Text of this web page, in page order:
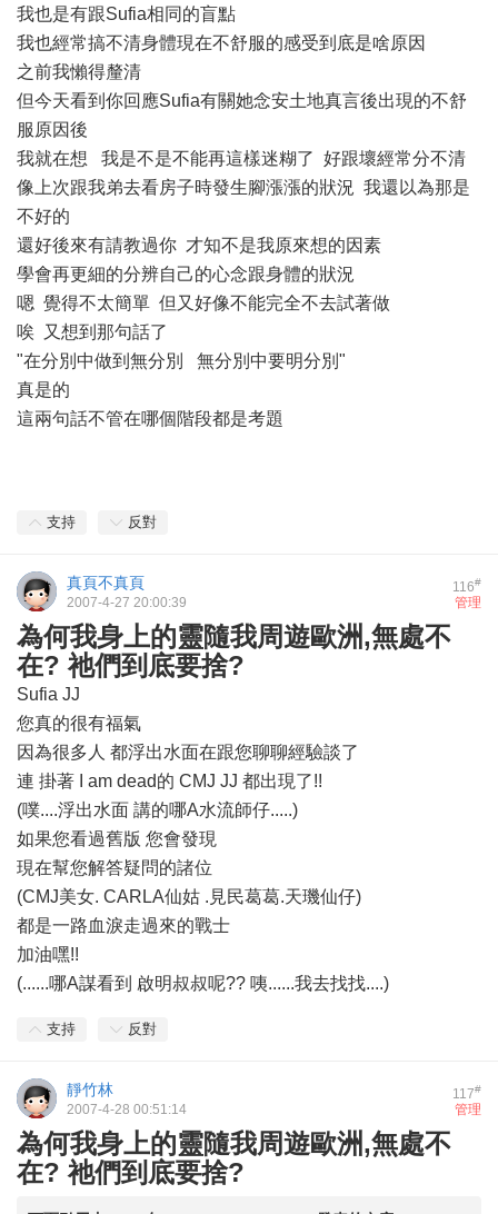
我也是有跟Sufia相同的盲點
我也經常搞不清身體現在不舒服的感受到底是啥原因
之前我懶得釐清
但今天看到你回應Sufia有關她念安土地真言後出現的不舒
服原因後
我就在想 我是不是不能再這樣迷糊了 好跟壞經常分不清
像上次跟我弟去看房子時發生腳漲漲的狀況 我還以為那是
不好的
還好後來有請教過你 才知不是我原來想的因素
學會再更細的分辨自己的心念跟身體的狀況
嗯 覺得不太簡單 但又好像不能完全不去試著做
唉 又想到那句話了
"在分別中做到無分別 無分別中要明分別"
真是的
這兩句話不管在哪個階段都是考題
支持 反對
116#
真頁不真頁
管理
2007-4-27 20:00:39
為何我身上的靈隨我周遊歐洲,無處不
在? 祂們到底要捨?
Sufia JJ
您真的很有福氣
因為很多人 都浮出水面在跟您聊聊經驗談了
連 掛著 I am dead的 CMJ JJ 都出現了!!
(噗....浮出水面 講的哪A水流師仔.....)
如果您看過舊版 您會發現
現在幫您解答疑問的諸位
(CMJ美女. CARLA仙姑 .見民葛葛.天璣仙仔)
都是一路血淚走過來的戰士
加油嘿!!
(......哪A謀看到 啟明叔叔呢?? 咦......我去找找....)
支持 反對
117#
靜竹林
管理
2007-4-28 00:51:14
為何我身上的靈隨我周遊歐洲,無處不
在? 祂們到底要捨?